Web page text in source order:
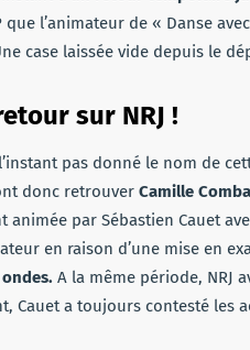
que l’animateur de « Danse
case laissée vide depuis le
sur NRJ !
pas donné le nom de
donc retrouver Camille
par Sébastien Cauet
en raison d’une mise en
A la même période, NRJ
Cauet a toujours contesté les